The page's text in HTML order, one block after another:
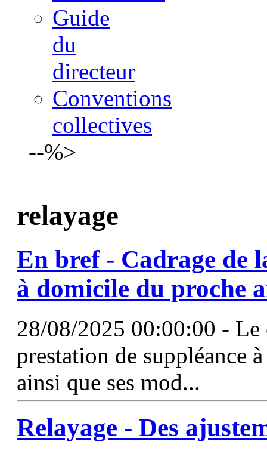
Guide
du
directeur
Conventions
collectives
--%>
relayage
En bref - Cadrage de
à domicile du proche
28/08/2025 00:00:00 - Le
prestation de suppléance
ainsi que ses mod...
Relayage - Des